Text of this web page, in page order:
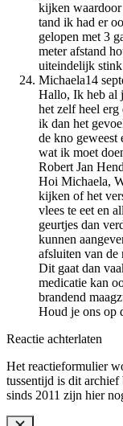
kijken
tand ik had er
gelopen met 3
meter afstand
uiteindelijk
Michaela14
Hallo, Ik heb al
het zelf heel erg
ik dan het
de kno geweest
wat ik moet
Robert Jan
Hoi Michaela,
kijken of het
vlees te eet en
geurtjes dan
kunnen
afsluiten van de
Dit gaat dan
medicatie kan
brandend
Houd je ons op
Reactie achterlaten
Het reactieformulier
tussentijd is dit
sinds 2011 zijn hier